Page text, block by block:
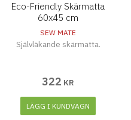
Eco-Friendly Skärmatta
60x45 cm
SEW MATE
Självläkande skärmatta.
322 KR
LÄGG I KUNDVAGN